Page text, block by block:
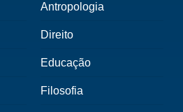
Antropologia
Direito
Educação
Filosofia